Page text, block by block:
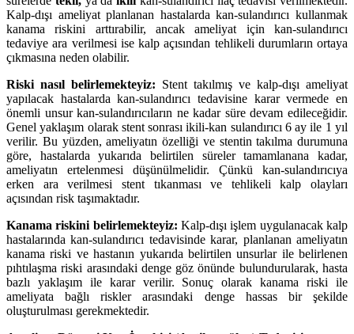
Kalp-dışı ameliyat planlanan hastalarda kan-sulandırıcı kullanmak
kanama riskini arttırabilir, ancak ameliyat için kan-sulandırıcı
tedaviye ara verilmesi ise kalp açısından tehlikeli durumların ortaya
çıkmasına neden olabilir.
Riski nasıl belirlemekteyiz: Stent takılmış ve kalp-dışı ameliyat
yapılacak hastalarda kan-sulandırıcı tedavisine karar vermede en
önemli unsur kan-sulandırıcıların ne kadar süre devam edileceğidir.
Genel yaklaşım olarak stent sonrası ikili-kan sulandırıcı 6 ay ile 1 yıl
verilir. Bu yüzden, ameliyatın özelliği ve stentin takılma durumuna
göre, hastalarda yukarıda belirtilen süreler tamamlanana kadar,
ameliyatın ertelenmesi düşünülmelidir. Çünkü kan-sulandırıcıya
erken ara verilmesi stent tıkanması ve tehlikeli kalp olayları
açısından risk taşımaktadır.
Kanama riskini belirlemekteyiz: Kalp-dışı işlem uygulanacak kalp
hastalarında kan-sulandırıcı tedavisinde karar, planlanan ameliyatın
kanama riski ve hastanın yukarıda belirtilen unsurlar ile belirlenen
pıhtılaşma riski arasındaki denge göz önünde bulundurularak, hasta
bazlı yaklaşım ile karar verilir. Sonuç olarak kanama riski ile
ameliyata bağlı riskler arasındaki denge hassas bir şekilde
oluşturulması gerekmektedir.